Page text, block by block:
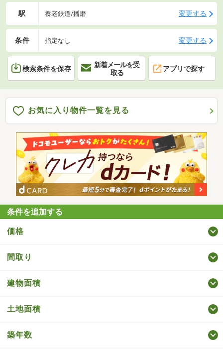
駅 養老鉄道/播磨 変更する
条件 指定なし 変更する
検索条件を保存
新着メールを受
取る
アプリで探す
お気に入り物件一覧を見る
条件を追加する
価格
間取り
建物面積
土地面積
築年数